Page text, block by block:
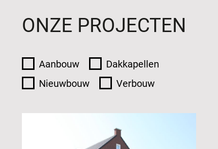
ONZE PROJECTEN
Aanbouw
Dakkapellen
Nieuwbouw
Verbouw